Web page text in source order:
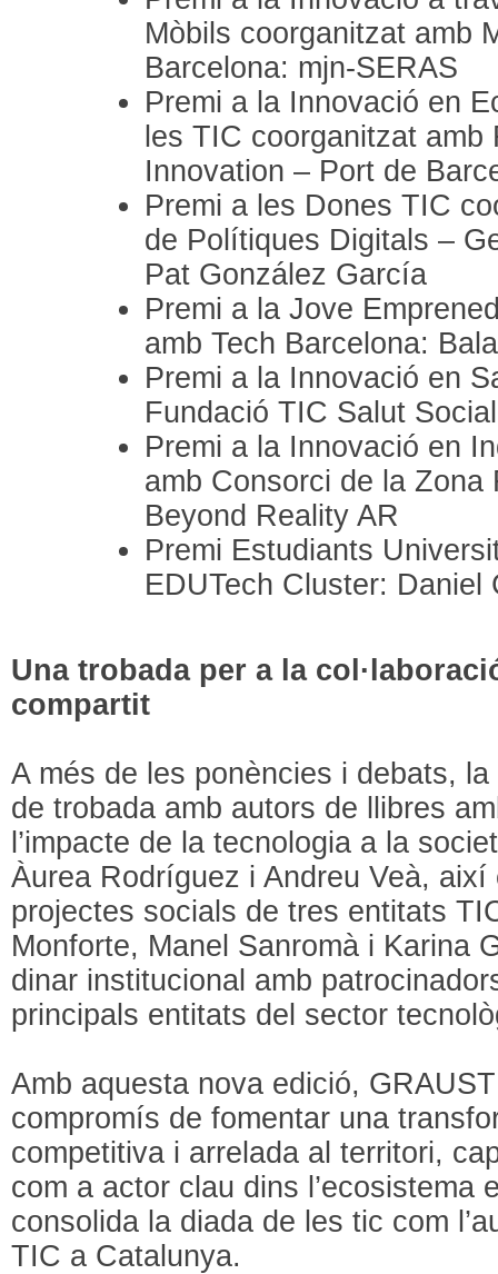
Mòbils coorganitzat amb
Barcelona: mjn-SERAS
Premi a la Innovació en
les TIC coorganitzat
Innovation – Port de
Premi a les Dones TIC
de Polítiques Digitals –
Pat González García
Premi a la Jove
amb Tech Barcelona:
Premi a la Innovació en
Fundació TIC Salut
Premi a la Innovació en
amb Consorci de la Zona
Beyond Reality AR
Premi Estudiants
EDUTech Cluster:
Una trobada per a la
compartit
A més de les ponències i debats,
de trobada amb autors de llibres
l’impacte de la tecnologia a la
Àurea Rodríguez i Andreu Veà,
projectes socials de tres entitats
Monforte, Manel Sanromà i Karina
dinar institucional amb
principals entitats del sector
Amb aquesta nova edició,
compromís de fomentar una
competitiva i arrelada al territori,
com a actor clau dins l’ecosistema
consolida la diada de les tic com
TIC a Catalunya.